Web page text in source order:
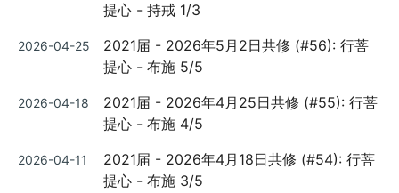
提心 - 持戒 1/3
Posted
2026-04-25
2021届 - 2026年5月2日共修 (#56): 行菩
提心 - 布施 5/5
Posted
2026-04-18
2021届 - 2026年4月25日共修 (#55): 行菩
提心 - 布施 4/5
Posted
2026-04-11
2021届 - 2026年4月18日共修 (#54): 行菩
提心 - 布施 3/5